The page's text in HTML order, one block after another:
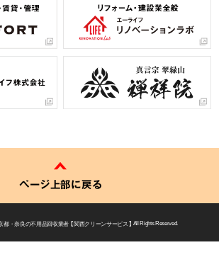
ページ上部に戻る
都・奈良の不用品回収業者 【 関西クリーンサービス 】 All Rights Reserved.